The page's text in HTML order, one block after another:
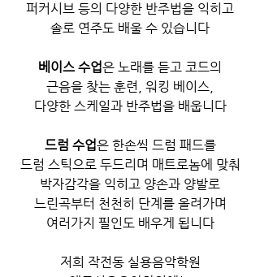
퍼커시브 등의 다양한 반주법을 익히고
솔로 연주도 배울 수 있습니다
베이스 수업은 노래를 듣고 코드의
근음을 찾는 훈련, 워킹 베이스,
다양한 스케일과 반주법을 배웁니다
드럼 수업은 한손씩 드럼 패드를
드럼 스틱으로 두드리며 매트로놈에 맞춰
박자감각을 익히고 양손과 양발로
느린곡부터 천천히 단계를 올려가며
여러가지 필인도 배우게 됩니다
저희 작전동 실용음악학원